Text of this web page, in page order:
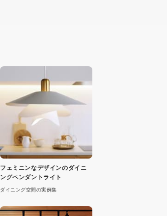
フェミニンなデザインのダイニ
ングペンダントライト
ダイニング空間の実例集